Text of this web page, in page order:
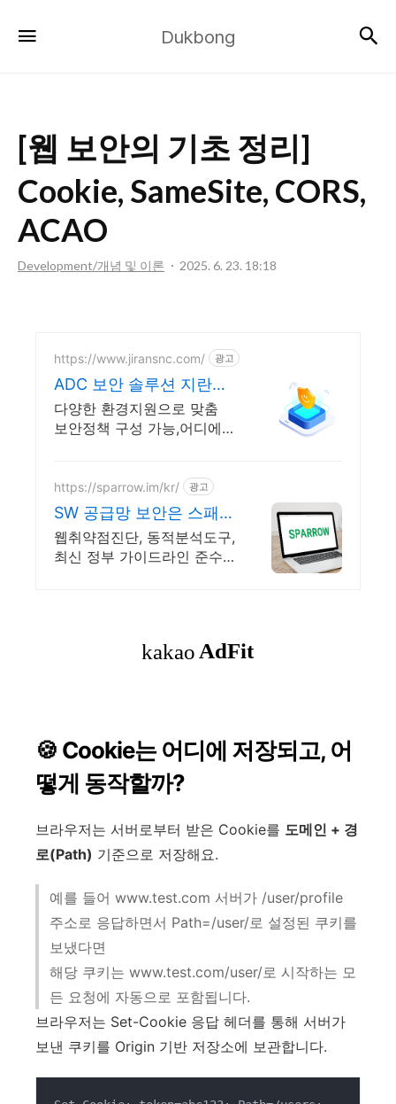
Dukbong
[웹 보안의 기초 정리]
Cookie, SameSite, CORS,
ACAO
Development/개념 및 이론 2025. 6. 23. 18:18
https://www.jiransnc.com/ 광고
ADC 보안 솔루션 지란지
교 IT 보안솔루션 전문기
업
다양한 환경지원으로 맞춤
보안정책 구성 가능,어디에서
https://sparrow.im/kr/ 광고
SW 공급망 보안은 스패로
우 애플리케이션 보안 전
문 기업
웹취약점진단, 동적분석도구,
최신 정부 가이드라인 준수,
🍪 Cookie는 어디에 저장되고, 어
떻게 동작할까?
브라우저는 서버로부터 받은 Cookie를 도메인 + 경
로(Path) 기준으로 저장해요.
예를 들어 www.test.com 서버가 /user/profile
주소로 응답하면서 Path=/user/로 설정된 쿠키를
보냈다면
해당 쿠키는 www.test.com/user/로 시작하는 모
든 요청에 자동으로 포함됩니다.
브라우저는 Set-Cookie 응답 헤더를 통해 서버가
보낸 쿠키를 Origin 기반 저장소에 보관합니다.